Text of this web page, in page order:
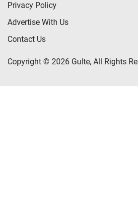
Privacy Policy
Advertise With Us
Contact Us
Copyright © 2026 Gulte, All Rights